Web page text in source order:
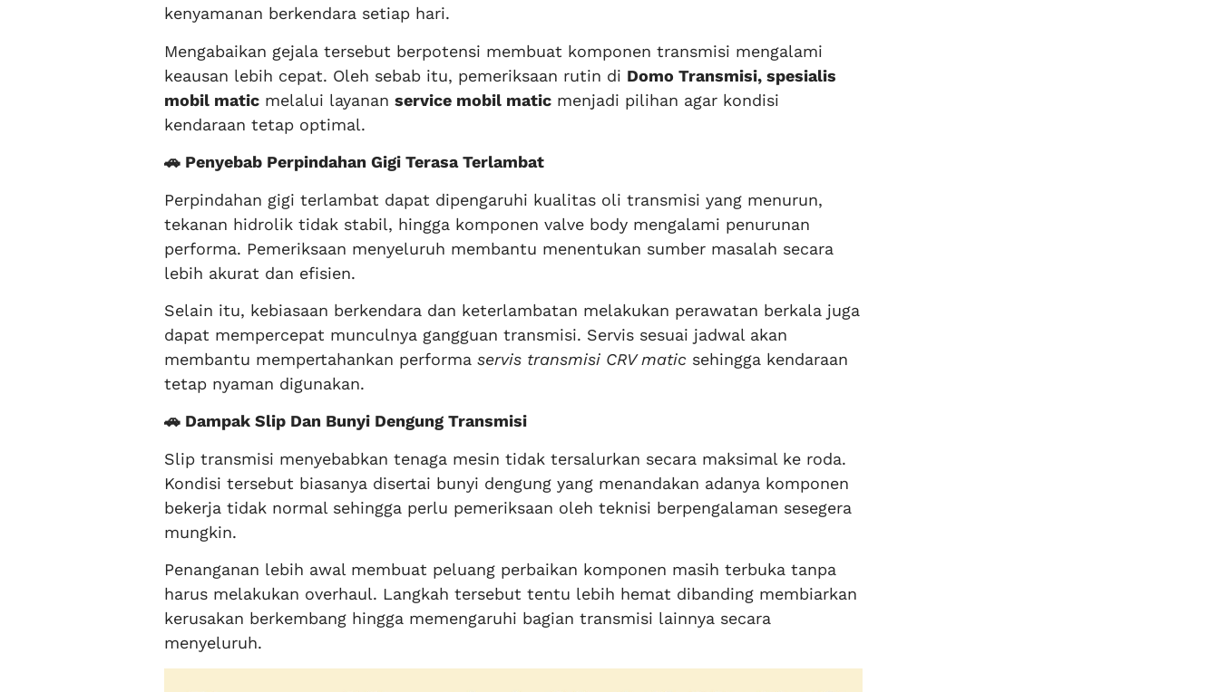
kenyamanan berkendara setiap hari.
Mengabaikan gejala tersebut berpotensi membuat komponen transmisi mengalami
keausan lebih cepat. Oleh sebab itu, pemeriksaan rutin di Domo Transmisi, spesialis
mobil matic melalui layanan service mobil matic menjadi pilihan agar kondisi
kendaraan tetap optimal.
🚗 Penyebab Perpindahan Gigi Terasa Terlambat
Perpindahan gigi terlambat dapat dipengaruhi kualitas oli transmisi yang menurun,
tekanan hidrolik tidak stabil, hingga komponen valve body mengalami penurunan
performa. Pemeriksaan menyeluruh membantu menentukan sumber masalah secara
lebih akurat dan efisien.
Selain itu, kebiasaan berkendara dan keterlambatan melakukan perawatan berkala juga
dapat mempercepat munculnya gangguan transmisi. Servis sesuai jadwal akan
membantu mempertahankan performa servis transmisi CRV matic sehingga kendaraan
tetap nyaman digunakan.
🚗 Dampak Slip Dan Bunyi Dengung Transmisi
Slip transmisi menyebabkan tenaga mesin tidak tersalurkan secara maksimal ke roda.
Kondisi tersebut biasanya disertai bunyi dengung yang menandakan adanya komponen
bekerja tidak normal sehingga perlu pemeriksaan oleh teknisi berpengalaman sesegera
mungkin.
Penanganan lebih awal membuat peluang perbaikan komponen masih terbuka tanpa
harus melakukan overhaul. Langkah tersebut tentu lebih hemat dibanding membiarkan
kerusakan berkembang hingga memengaruhi bagian transmisi lainnya secara
menyeluruh.